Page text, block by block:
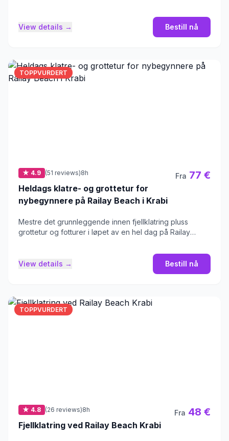
View details → Bestill nå
TOPPVURDERT
★ 4.9 (51 reviews)8h
Heldags klatre- og grottetur for
nybegynnere på Railay Beach i Krabi
Fra 77 €
Mestre det grunnleggende innen fjellklatring pluss
grottetur og fotturer i løpet av en hel dag på Railay
View details → Bestill nå
TOPPVURDERT
★ 4.8 (26 reviews)8h
Fjellklatring ved Railay Beach Krabi
Fra 48 €